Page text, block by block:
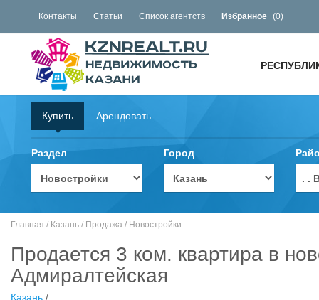
Контакты Статьи Список агентств Избранное (0)
Купить Арендовать
Раздел Город
. .
Главная / Казань / Продажа / Новостройки
Продается 3 ком. квартира в
Адмиралтейская
Казань /